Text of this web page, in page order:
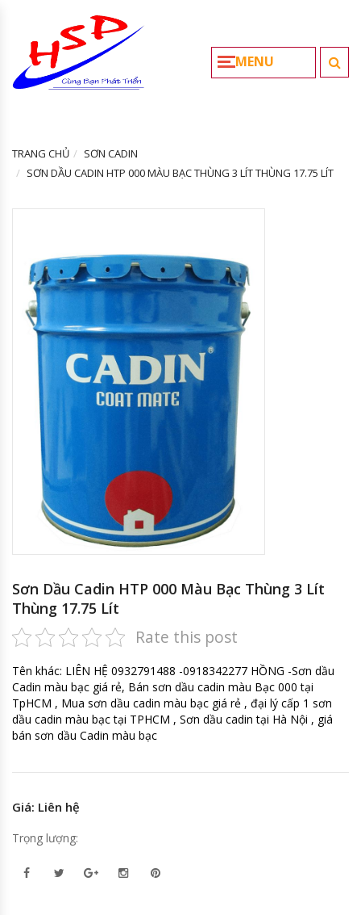
MENU
TRANG CHỦ
SƠN CADIN
SƠN DẦU CADIN HTP 000 MÀU BẠC THÙNG 3 LÍT THÙNG 17.75 LÍT
Sơn Dầu Cadin HTP 000 Màu Bạc Thùng 3 Lít
Thùng 17.75 Lít
Rate this post
Tên khác: LIÊN HỆ 0932791488 -0918342277 HỒNG -Sơn dầu
Cadin màu bạc giá rẻ, Bán sơn dầu cadin màu Bạc 000 tại
TpHCM , Mua sơn dầu cadin màu bạc giá rẻ , đại lý cấp 1 sơn
dầu cadin màu bạc tại TPHCM , Sơn dầu cadin tại Hà Nội , giá
bán sơn dầu Cadin màu bạc
Giá: Liên hệ
Trọng lượng: